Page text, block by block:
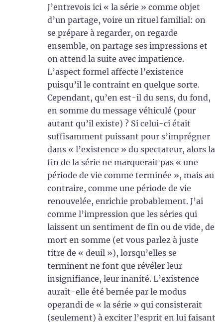
J’entrevois ici « la série » comme objet
d’un partage, voire un rituel familial: on
se prépare à regarder, on regarde
ensemble, on partage ses impressions et
on attend la suite avec impatience.
L’aspect formel affecte l’existence
puisqu’il le contraint en quelque sorte.
Cependant, qu’en est-il du sens, du fond,
en somme du message véhiculé (pour
autant qu’il existe) ? Si celui-ci était
suffisamment puissant pour s’imprégner
dans « l’existence » du spectateur, alors la
fin de la série ne marquerait pas « une
période de vie comme terminée », mais au
contraire, comme une période de vie
renouvelée, enrichie probablement. J’ai
comme l’impression que les séries qui
laissent un sentiment de fin ou de vide, de
mort en somme (et vous parlez à juste
titre de « deuil »), lorsqu’elles se
terminent ne font que révéler leur
insignifiance, leur inanité. L’existence
aurait-elle été bernée par le modus
operandi de « la série » qui consisterait
(seulement) à exciter l’esprit en lui faisant